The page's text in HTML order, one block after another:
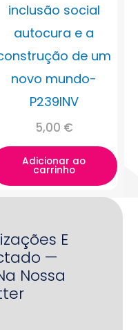
inclusão social
autocura e a
de um
novo mundo-
P239INV
5,00 €
Adicionar ao
carrinho
E
—
Nossa